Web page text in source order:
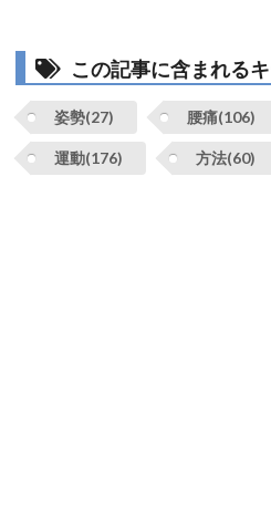
この記事に含まれる
姿勢(27) 腰痛(106)
運動(176) 方法(60)